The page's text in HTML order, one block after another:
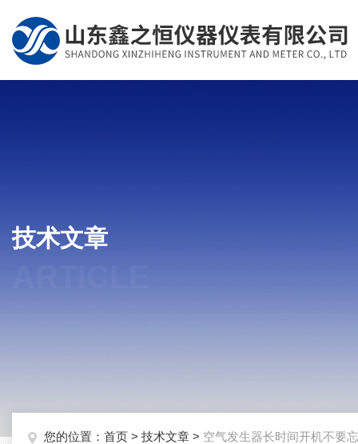
技术文章
您的位置： 首页 > 技术文章 > 空气发生器长时间开机不要